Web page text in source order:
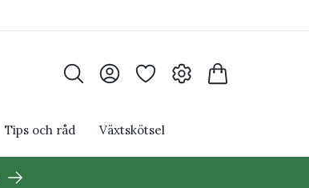
Tips och råd Växtskötsel